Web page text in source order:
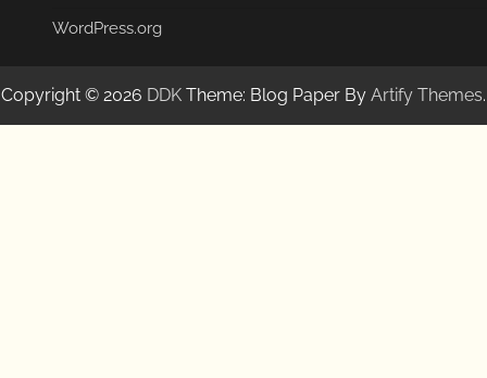
WordPress.org
Copyright © 2026 DDK Theme: Blog Paper By Artify Themes.